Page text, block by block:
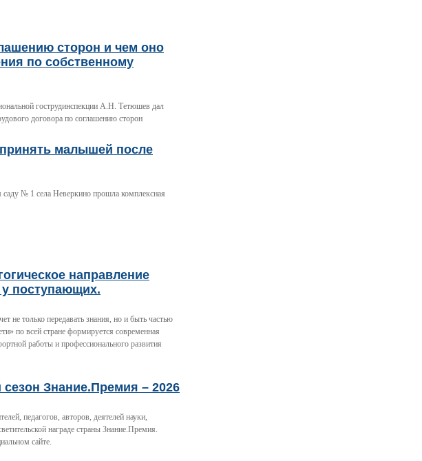
сторон и чем оно
по собственному
гострудинспекции А.Н. Тетюшев дал
договора по соглашению сторон
малышей после
№ 1 села Неверкино прошла комплексная
направление
поступающих.
не только передавать знания, но и быть частью
по всей стране формируется современная
работы и профессионального развития
Знание.Премия – 2026
педагогов, авторов, деятелей науки,
награде страны Знание.Премия.
сайте.